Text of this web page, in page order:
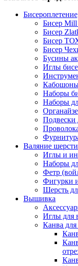
Бисер
Бисер
Бисер
Бисер
Бусины
Иглы
Наборы
Наборы
Подвески
Валяние
Иглы и
Наборы
Фетр
Фигурки
Шерсть
Вышивка
Иглы для
Канва